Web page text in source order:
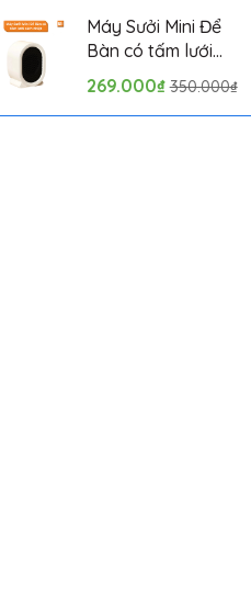
Máy Sưởi Mini Để
Bàn có tấm lưới
cách nhiệt an toàn,
Quạt Sưởi Ấm Mini
Hồng Ngoại Tiện Lợi
269.000₫ 350.000₫